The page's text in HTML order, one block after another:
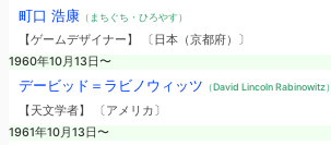
町口 浩康（まちぐち・ひろやす）
【ゲームデザイナー】 〔日本（京都府）〕
1960年10月13日〜
デービッド＝ラビノウィッツ （David Lincoln Rabinowitz）
【天文学者】 〔アメリカ〕
1961年10月13日〜